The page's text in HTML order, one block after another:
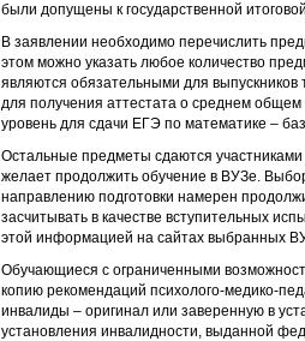
были допущены к государственной
В заявлении необходимо перечислить
этом можно указать любое количество
являются обязательными для
для получения аттестата о среднем общем
уровень для сдачи ЕГЭ по математике –
Остальные предметы сдаются
желает продолжить обучение в ВУЗе.
направлению подготовки намерен
засчитывать в качестве вступительных
этой информацией на сайтах выбранных
Обучающиеся с ограниченными
копию рекомендаций психолого-медико-
инвалиды – оригинал или заверенную в
установления инвалидности, выданной